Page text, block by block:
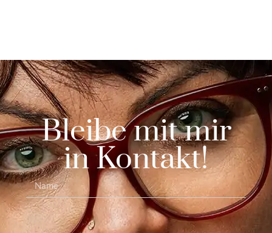
Bleibe mit mir
in Kontakt!